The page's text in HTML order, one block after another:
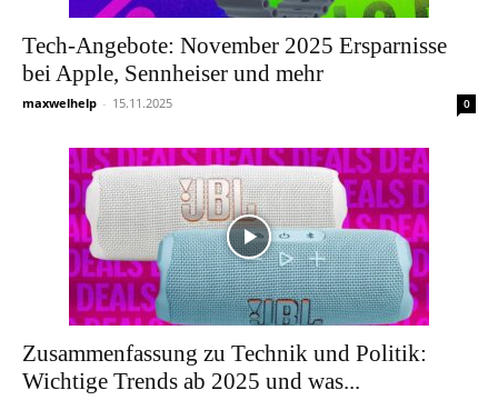
Tech-Angebote: November 2025 Ersparnisse
bei Apple, Sennheiser und mehr
maxwelhelp - 15.11.2025 0
Zusammenfassung zu Technik und Politik:
Wichtige Trends ab 2025 und was...